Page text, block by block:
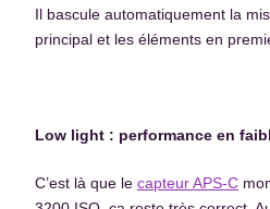
Il bascule automatiquement la
principal et les éléments en
Low light : performance en
C’est là que le capteur APS-C